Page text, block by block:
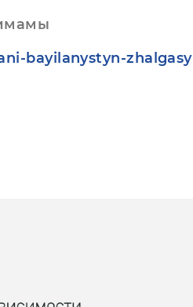
bayilanystyn-zhalgasy